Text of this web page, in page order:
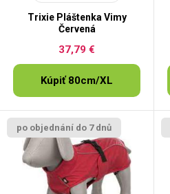
Trixie Pláštenka Vimy
Červená
37,79 €
Kúpiť 80cm/XL
po objednání do 7 dnů